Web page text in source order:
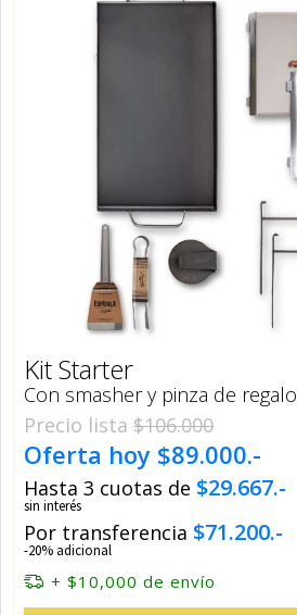
Kit Starter
Con smasher y pinza de regalo
Precio lista$106.000
Oferta hoy $89.000.-
Hasta 3 cuotas de $29.667.-
sin interés
Por transferencia $71.200.-
-20% adicional
+ $10,000 de envío